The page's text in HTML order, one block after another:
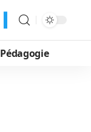
Pédagogie